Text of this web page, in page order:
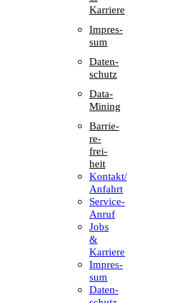
Karriere
Impres­
sum
Daten­
schutz
Data-
Mining
Barrie­
re­
frei­
heit
Kontakt/​​
Anfahrt
Service-
Anruf
Jobs
&
Karriere
Impres­
sum
Daten­